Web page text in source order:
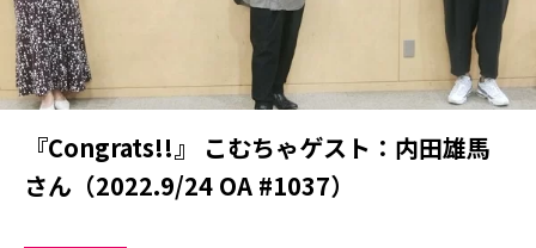
『Congrats!!』 こむちゃゲスト：内田雄馬
さん（2022.9/24 OA #1037）